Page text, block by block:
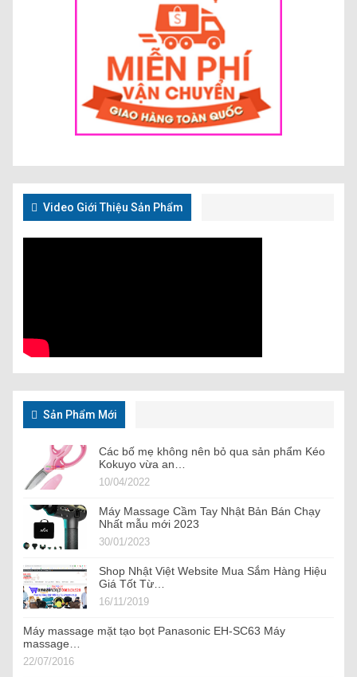
Video Giới Thiệu Sản Phẩm
Sản Phẩm Mới
Các bố mẹ không nên bỏ qua sản phẩm Kéo
Kokuyo vừa an…
10/04/2022
Máy Massage Cầm Tay Nhật Bản Bán Chạy
Nhất mẫu mới 2023
30/01/2023
Shop Nhật Việt Website Mua Sắm Hàng Hiệu
Giá Tốt Từ…
16/11/2019
Máy massage mặt tạo bọt Panasonic EH-SC63 Máy
massage…
22/07/2016